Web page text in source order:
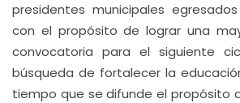
presidentes municipales
con el propósito de lograr una
convocatoria para el siguiente
búsqueda de fortalecer la
tiempo que se difunde el propósito